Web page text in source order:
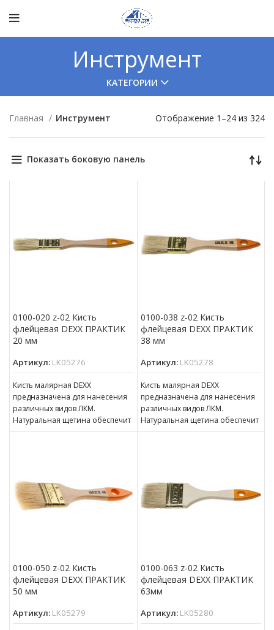
Инструмент
КАТЕГОРИИ
Главная Инструмент Отображение 1–24 из 324
Показать боковую панель
0100-020 z-02 Кисть
флейцевая DEXX ПРАКТИК
20 мм
Артикул: LK05276
Кисть малярная DEXX
предназначена для нанесения
различных видов ЛКМ.
Натуральная щетина обеспечит
оптимальное нанесение
0100-038 z-02 Кисть
флейцевая DEXX ПРАКТИК
38 мм
Артикул: LK05278
Кисть малярная DEXX
предназначена для нанесения
различных видов ЛКМ.
Натуральная щетина обеспечит
оптимальное нанесение
0100-050 z-02 Кисть
флейцевая DEXX ПРАКТИК
50 мм
Артикул: LK05279
0100-063 z-02 Кисть
флейцевая DEXX ПРАКТИК
63мм
Артикул: LK05280